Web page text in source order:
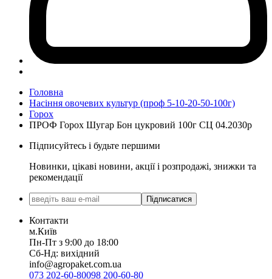
Головна
Насіння овочевих культур (проф 5-10-20-50-100г)
Горох
ПРОФ Горох Шугар Бон цукровий 100г СЦ 04.2030р
Підписуйтесь і будьте першими
Новинки, цікаві новини, акції і розпродажі, знижки та
рекомендації
Підписатися
Контакти
м.Київ
Пн-Пт з 9:00 до 18:00
Сб-Нд: вихідний
info@agropaket.com.ua
073 202-60-80098 200-60-80